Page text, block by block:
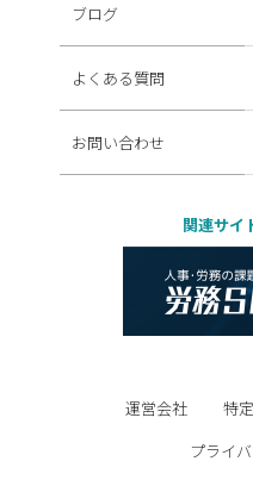
ブログ
よくある質問
お問い合わせ
関連サイ
運営会社
特
プライ